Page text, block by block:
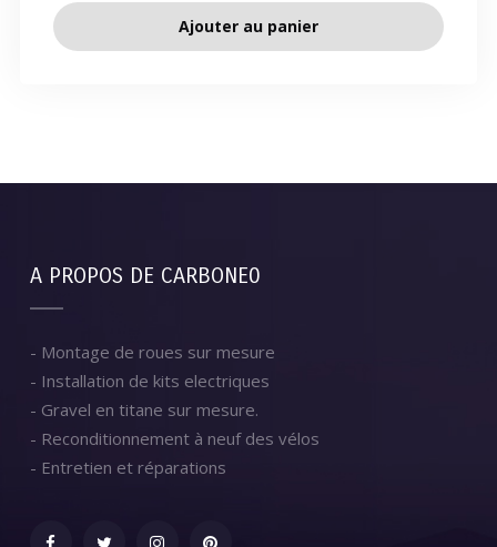
Ajouter au panier
A PROPOS DE CARBONE0
- Montage de roues sur mesure
- Installation de kits electriques
- Gravel en titane sur mesure.
- Reconditionnement à neuf des vélos
- Entretien et réparations